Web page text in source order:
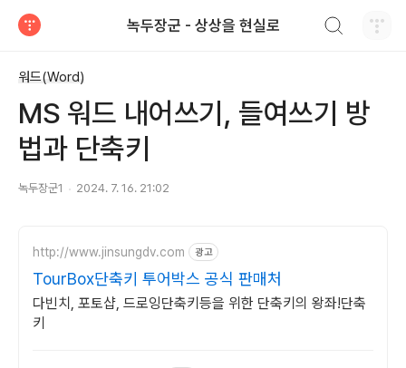
녹두장군 - 상상을 현실로
워드(Word)
MS 워드 내어쓰기, 들여쓰기 방
법과 단축키
녹두장군1 2024. 7. 16. 21:02
http://www.jinsungdv.com 광고
TourBox단축키 투어박스 공식 판매처
다빈치, 포토샵, 드로잉단축키등을 위한 단축키의 왕좌!단축
키